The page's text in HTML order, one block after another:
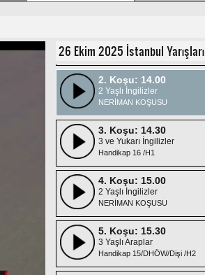
26 Ekim 2025 İstanbul Yarışları
Handikap 17/DHÖW /H1
2. Koşu: 14.00
2 Yaşlı İngilizler
NERİMAN KOŞUSU
3. Koşu: 14.30
3 ve Yukarı İngilizler
Handikap 16 /H1
4. Koşu: 15.00
2 Yaşlı İngilizler
NERİMAN KOŞUSU
5. Koşu: 15.30
3 Yaşlı Araplar
Handikap 15/DHÖW/Dişi /H2